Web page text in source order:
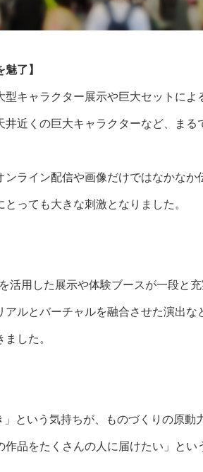
了】
キャラクター展示や巨大セットに
近くの巨大キャラクターなど、ま
ライン配信や画像だけではなかな
っても大きな刺激となりました。
活用した展示や体験ブースが一段と充
ルとバーチャルを融合させた演出
した。
という気持ちが、ものづくりの原動
品をたくさんの人に届けたい」と